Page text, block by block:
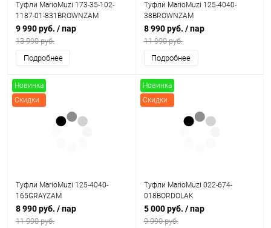
Туфли MarioMuzi 173-35-102-
1187-01-831BROWNZAM
9 990 руб. / пар
13 990 руб.
Подробнее
Туфли MarioMuzi 125-4040-
38BROWNZAM
8 990 руб. / пар
11 990 руб.
Подробнее
Новинка
Скидки
Туфли MarioMuzi 125-4040-
165GRAYZAM
8 990 руб. / пар
11 990 руб.
Новинка
Скидки
Туфли MarioMuzi 022-674-
018BORDOLAK
5 000 руб. / пар
9 990 руб.